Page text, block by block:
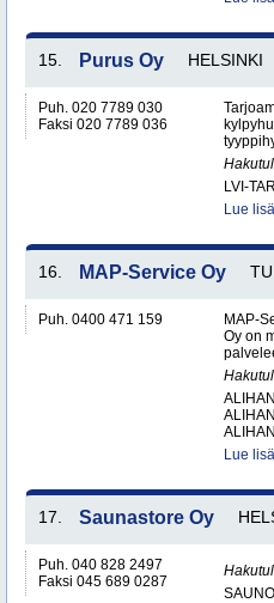
15. Purus Oy HELSINKI
Puh. 020 7789 030
Faksi 020 7789 036
LVI-
Lue
16. MAP-Service Oy
Puh. 0400 471 159
MAP-
Oy on
Lue
17. Saunastore Oy
Puh. 040 828 2497
Faksi 045 689 0287